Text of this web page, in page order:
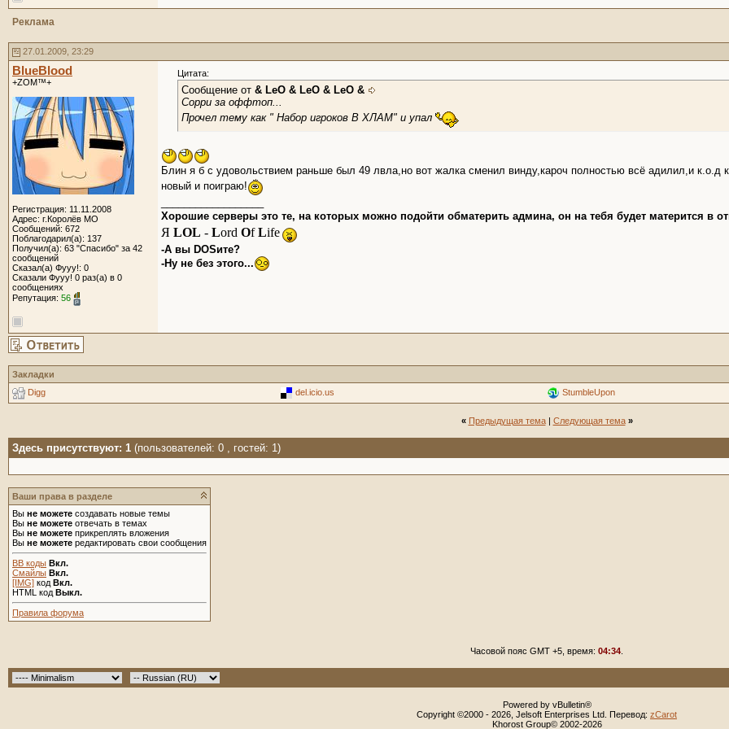
Реклама
27.01.2009, 23:29
BlueBlood
+ZOM™+
Регистрация: 11.11.2008
Адрес: г.Королёв МО
Сообщений: 672
Поблагодарил(а): 137
Получил(а): 63 "Спасибо" за 42
сообщений
Сказал(а) Фууу!: 0
Сказали Фууу! 0 раз(а) в 0
сообщениях
Репутация: 56
Цитата:
Сообщение от & LeO & LeO & LeO &
Сорри за оффтоп...
Прочел тему как " Набор игроков В ХЛАМ" и упал
Блин я б с удовольствием раньше был 49 лвла,но вот жалка сменил винду,кароч полностью всё адилил,и
новый и поиграю!
Хорошие серверы это те, на которых можно подойти обматерить админа, он на тебя будет матерится в
Я LOL - Lord OfLife
-А вы DOSите?
-Ну не без этого...
Закладки
Digg
del.icio.us StumbleUpon
« Предыдущая тема| Следующая тема »
Здесь присутствуют: 1 (пользователей: 0 , гостей: 1)
Ваши права в разделе
Вы не можете создавать новые темы
Вы не можете отвечать в темах
Вы не можете прикреплять вложения
Вы не можете редактировать свои сообщения
BB коды Вкл.
Смайлы Вкл.
[IMG] код Вкл.
HTML код Выкл.
Правила форума
Часовой пояс GMT +5, время: 04:34
Powered by vBulletin®
Copyright ©2000 - 2026, Jelsoft Enterprises Ltd. Перевод: zCarot
Khorost Group© 2002-2026